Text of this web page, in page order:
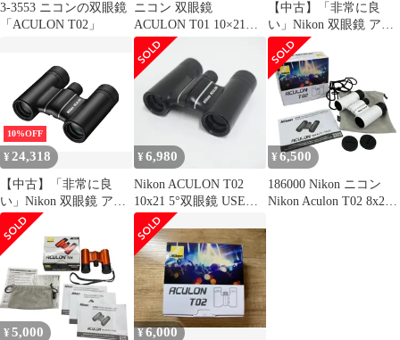
3-3553 ニコンの双眼鏡
「ACULON T02」
ニコン 双眼鏡
ACULON T01 10×21
Nikon
【中古】「非常に良
い」Nikon 双眼鏡 アキ
ュロンT02 8x21 ダハプ
リズム式 8倍21口径 ホ
ワイト ACULON
ACT028X21WH
10%OFF
¥ 24,318
【中古】「非常に良
い」Nikon 双眼鏡 アキ
ュロンT02 10x21 ダハ
プリズム式 10倍21口径
ブラック ACULON
ACT0210X21BK
¥6,980
Nikon ACULON T02
10x21 5°双眼鏡 USED
美品 ニコン アキュロン
ダハプリズム ブラック
完動品 中古 CE5251
¥ 6,500
186000 Nikon ニコン
Nikon Aculon T02 8x21
¥ 5,000 ¥6,000